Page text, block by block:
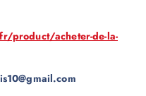
product/acheter-de-la-